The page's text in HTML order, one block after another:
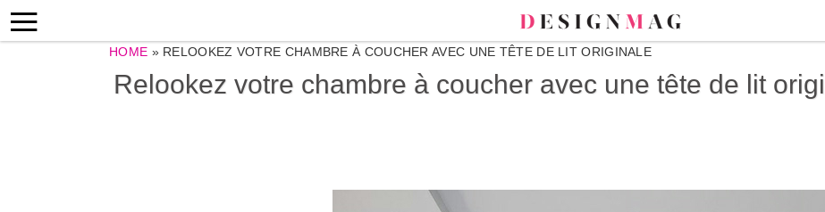
HOME » RELOOKEZ VOTRE CHAMBRE À COUCHER AVEC UNE TÊTE DE LIT ORIGINALE
Relookez votre chambre à coucher avec une tête de lit